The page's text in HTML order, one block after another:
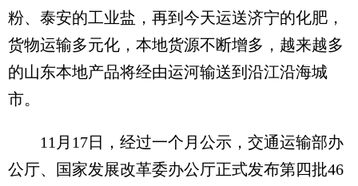
粉、泰安的工业盐，再到今天运送济宁的化肥，
货物运输多元化，本地货源不断增多，越来越多
的山东本地产品将经由运河输送到沿江沿海城
市。
11月17日，经过一个月公示，交通运输部办
公厅、国家发展改革委办公厅正式发布第四批46